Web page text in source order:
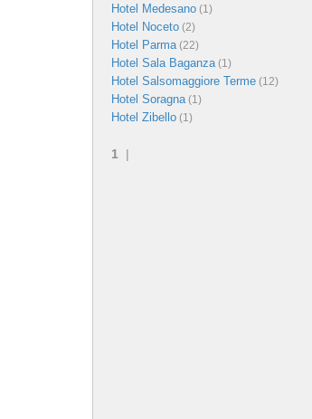
Hotel Medesano (1)
Hotel Noceto (2)
Hotel Parma(22)
Hotel Sala Baganza(1)
Hotel Salsomaggiore Terme (12)
Hotel Soragna(1)
Hotel Zibello (1)
1 |